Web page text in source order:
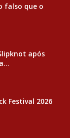
falso que o
após
Festival 2026